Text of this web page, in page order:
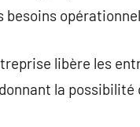
besoins
libère les
la